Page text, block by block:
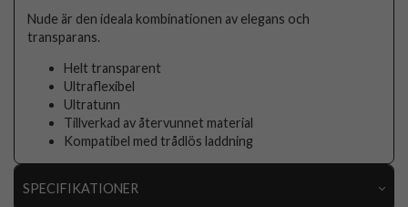
Nude är den ideala kombinationen av elegans och
transparans.
Helt transparent
Ultraflexibel
Ultratunn
Tillverkad av återvunnet material
Kompatibel med trådlös laddning
SPECIFIKATIONER